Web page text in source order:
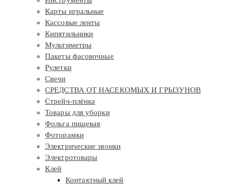
Карты игральные
Кассовые ленты
Кипятильники
Мультиметры
Пакеты фасовочные
Рулетки
Свечи
СРЕДСТВА ОТ НАСЕКОМЫХ И ГРЫЗУНОВ
Стрейч-плёнка
Товары для уборки
Фольга пищевая
Фоторамки
Электрические звонки
Электротовары
Клей
Контактный клей